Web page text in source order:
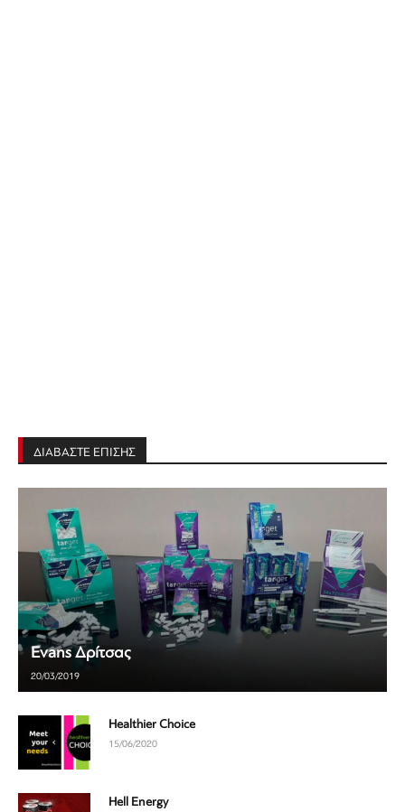
ΔΙΑΒΑΣΤΕ ΕΠΙΣΗΣ
Evans Δρίτσας
20/03/2019
Healthier Choice
15/06/2020
Hell Energy